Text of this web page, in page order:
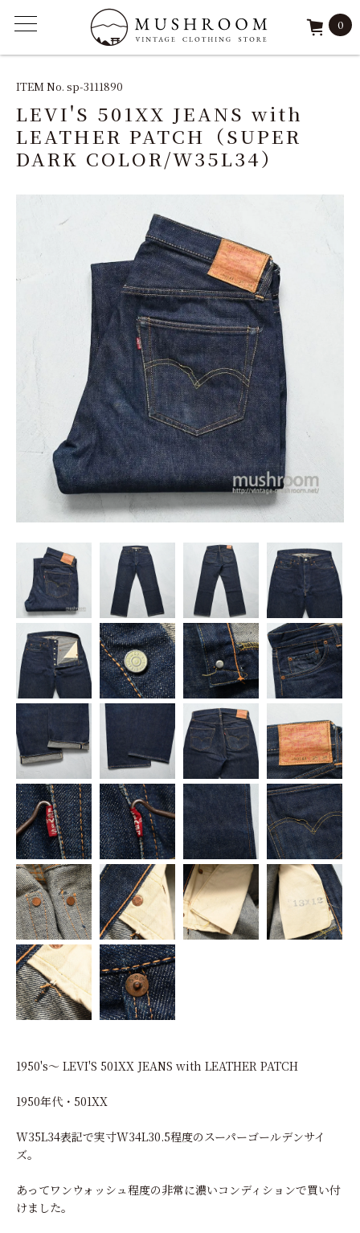
FEATURE
ARCHIVE
SHOP
MY ACCOUNT
0
ITEM No. sp-3111890
LEVI'S 501XX JEANS with
LEATHER PATCH（SUPER
DARK COLOR/W35L34）
1950's～ LEVI'S 501XX JEANS with LEATHER PATCH
1950年代・501XX
W35L34表記で実寸W34L30.5程度のスーパーゴールデンサイ
ズ。
あってワンウォッシュ程度の非常に濃いコンディションで買い付
けました。